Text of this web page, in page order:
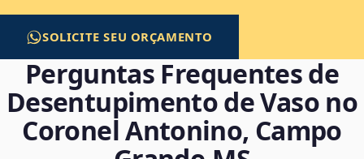
SOLICITE SEU ORÇAMENTO
Perguntas Frequentes de
Desentupimento de Vaso no
Coronel Antonino, Campo